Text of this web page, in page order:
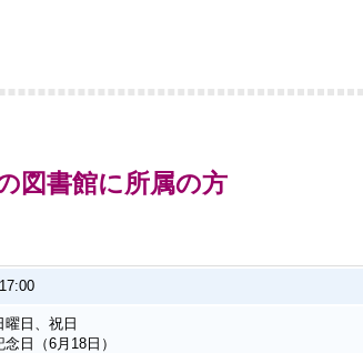
図書館に所属の方
曜日、祝日
念日（6月18日）